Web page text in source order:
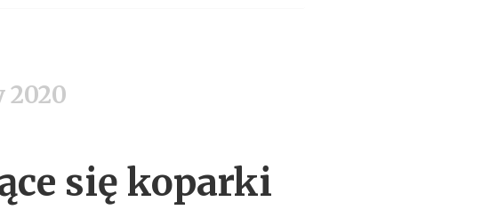
2020
się koparki